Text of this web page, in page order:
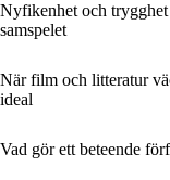
Nyfikenhet och trygghet
samspelet
När film och litteratur
ideal
Vad gör ett beteende